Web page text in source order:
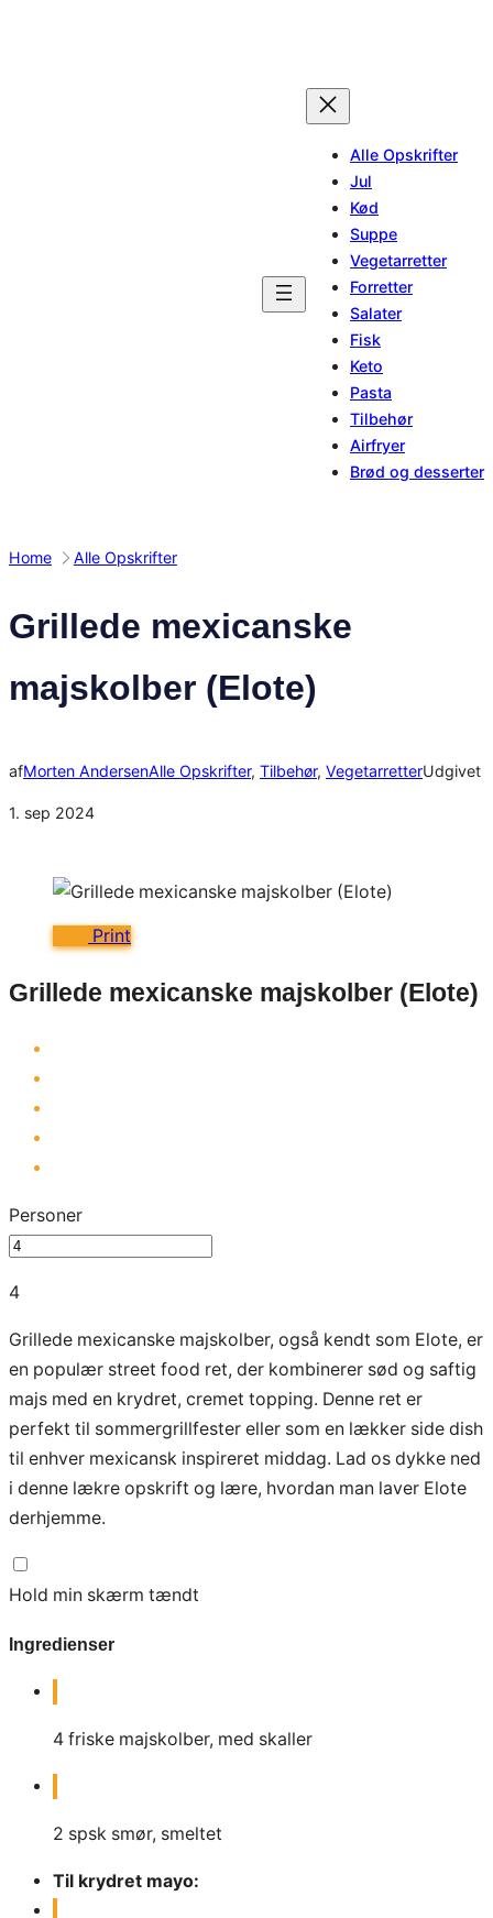
Alle Opskrifter
Jul
Kød
Suppe
Vegetarretter
Forretter
Salater
Fisk
Keto
Pasta
Tilbehør
Airfryer
Brød og desserter
Home Alle Opskrifter
Grillede mexicanske
majskolber (Elote)
afMorten AndersenAlle Opskrifter, Tilbehør, VegetarretterUdgivet
1. sep 2024
Print
Grillede mexicanske majskolber (Elote)
Personer
4
Grillede mexicanske majskolber, også kendt som Elote, er
en populær street food ret, der kombinerer sød og saftig
majs med en krydret, cremet topping. Denne ret er
perfekt til sommergrillfester eller som en lækker side dish
til enhver mexicansk inspireret middag. Lad os dykke ned
i denne lækre opskrift og lære, hvordan man laver Elote
derhjemme.
Hold min skærm tændt
Ingredienser
4 friske majskolber, med skaller
2 spsk smør, smeltet
Til krydret mayo: